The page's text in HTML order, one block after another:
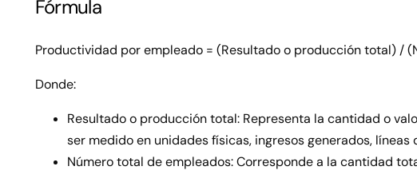
Fórmula
Productividad por empleado = (Resultado o producción total) /
Donde:
Resultado o producción total: Representa la cantidad o
ser medido en unidades físicas, ingresos generados,
Número total de empleados: Corresponde a la cantidad